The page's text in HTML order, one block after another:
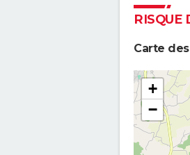
RISQUE
Carte
+
−